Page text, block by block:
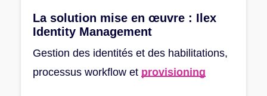
La solution mise en œuvre : Ilex
Identity Management
Gestion des identités et des habilitations,
processus workflow et provisioning